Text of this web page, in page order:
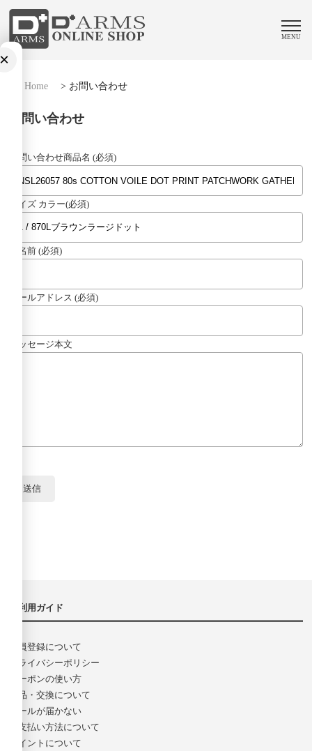
MENU
Home > お問い合わせ
お問い合わせ
お問い合わせ商品名 (必須)
サイズ カラー(必須)
お名前 (必須)
メールアドレス (必須)
メッセージ本文
ご利用ガイド
会員登録について
プライバシーポリシー
クーポンの使い方
返品・交換について
メールが届かない
お支払い方法について
ポイントについて
×